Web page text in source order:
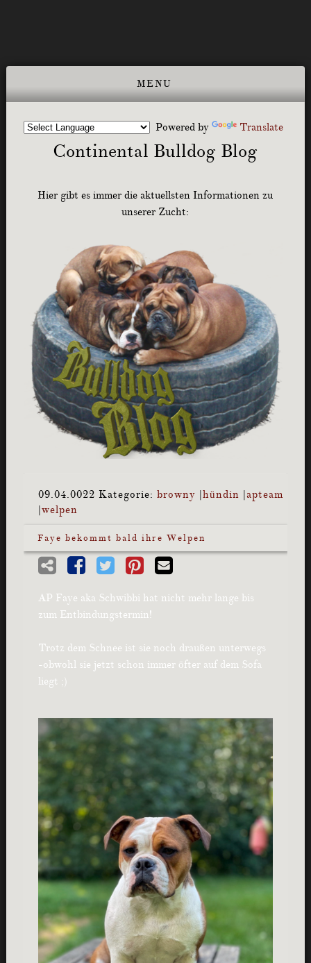
Powered by Translate
Continental Bulldog Blog
Hier gibt es immer die aktuellsten Informationen zu
unserer Zucht:
09.04.0022 Kategorie: browny hündin apteam
welpen
Faye bekommt bald ihre Welpen
AP Faye aka Schwibbi hat nicht mehr lange bis
zum Entbindungstermin!
Trotz dem Schnee ist sie noch draußen unterwegs
-obwohl sie jetzt schon immer öfter auf dem Sofa
liegt ;)